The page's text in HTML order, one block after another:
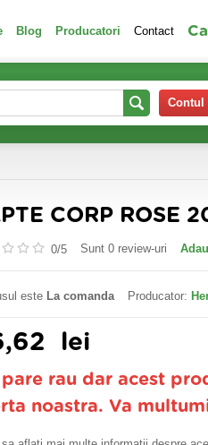
Blog Producatori Contact
Contul
CORP ROSE
0/5 Sunt 0 review-uri
este La comanda Producator:
lei
pare rau dar acest
noastra. Va